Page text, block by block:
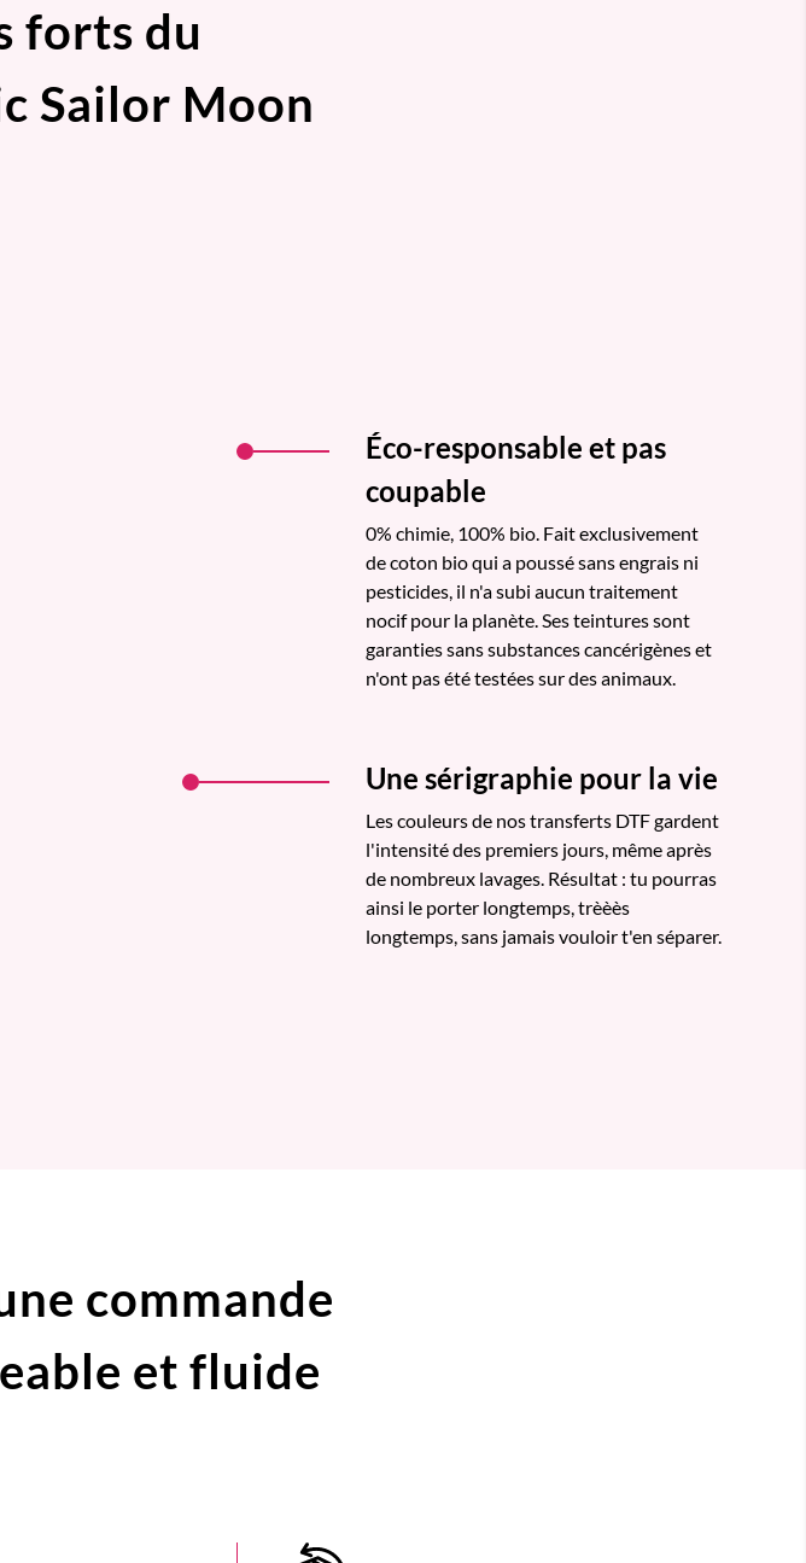
forts du
Sailor Moon
Éco-responsable et pas
coupable
0% chimie, 100% bio. Fait exclusivement
de coton bio qui a poussé sans engrais ni
pesticides, il n'a subi aucun traitement
nocif pour la planète. Ses teintures sont
garanties sans substances cancérigènes et
n'ont pas été testées sur des animaux.
Une sérigraphie pour la vie
Les couleurs de nos transferts DTF gardent
l'intensité des premiers jours, même après
de nombreux lavages. Résultat : tu pourras
ainsi le porter longtemps, trèèès
longtemps, sans jamais vouloir t'en séparer.
commande
et fluide